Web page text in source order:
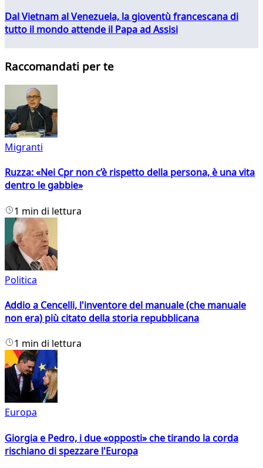
Dal Vietnam al Venezuela, la gioventù francescana di
tutto il mondo attende il Papa ad Assisi
Raccomandati per te
Migranti
Ruzza: «Nei Cpr non c’è rispetto della persona, è una vita
dentro le gabbie»
1 min di lettura
Politica
Addio a Cencelli, l'inventore del manuale (che manuale
non era) più citato della storia repubblicana
1 min di lettura
Europa
Giorgia e Pedro, i due «opposti» che tirando la corda
rischiano di spezzare l'Europa